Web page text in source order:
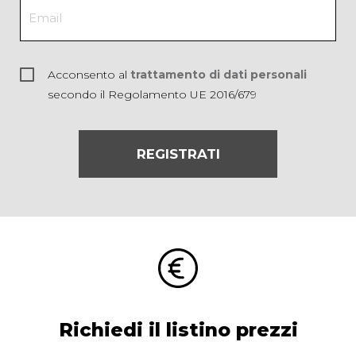
Acconsento al trattamento di dati personali
secondo il Regolamento UE 2016/679
REGISTRATI
Richiedi il listino prezzi